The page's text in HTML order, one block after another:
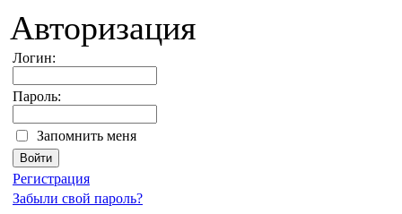
Авторизация
Логин:
Пароль:
Запомнить меня
Регистрация
Забыли свой пароль?